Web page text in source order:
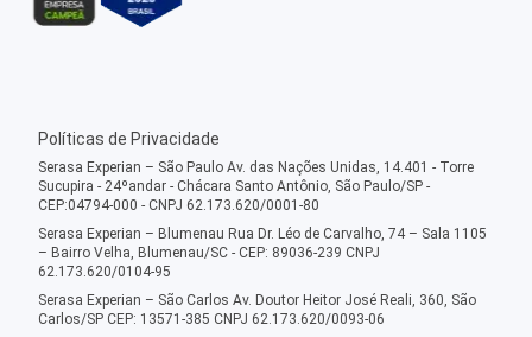
Políticas de Privacidade
Serasa Experian – São Paulo Av. das Nações Unidas, 14.401 - Torre
Sucupira - 24ºandar - Chácara Santo Antônio, São Paulo/SP -
CEP:04794-000 - CNPJ 62.173.620/0001-80
Serasa Experian – Blumenau Rua Dr. Léo de Carvalho, 74 – Sala 1105
– Bairro Velha, Blumenau/SC - CEP: 89036-239 CNPJ
62.173.620/0104-95
Serasa Experian – São Carlos Av. Doutor Heitor José Reali, 360, São
Carlos/SP CEP: 13571-385 CNPJ 62.173.620/0093-06